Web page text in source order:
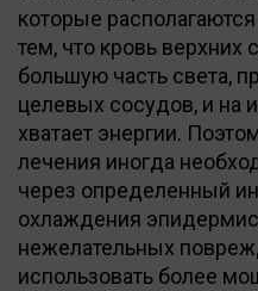
которые
тем, что кровь верхних
большую часть света,
целевых сосудов, и на
хватает энергии.
лечения иногда
через определенный
охлаждения
нежелательных
использовать более